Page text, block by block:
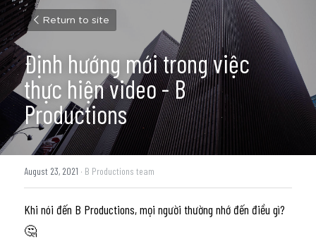
Return to site
Định hướng mới trong việc
thực hiện video - B
Productions
August 23, 2021 · B Productions team
Khi nói đến B Productions, mọi người thường nhớ đến điều gì?
🤔